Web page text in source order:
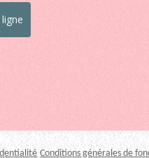
Conditions générales de